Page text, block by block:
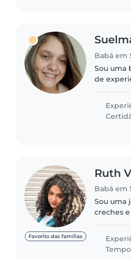
Babá em
Sou uma
de
Favorito das famílias
Ruth
Babá em
Sou uma
creches
não